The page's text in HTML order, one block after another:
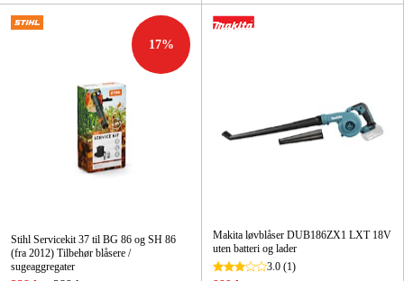
17%
Stihl Servicekit 37 til BG 86 og SH 86
(fra 2012) Tilbehør blåsere /
sugeaggregater
Makita løvblåser DUB186ZX1 LXT 18V
uten batteri og lader
3.0 (1)